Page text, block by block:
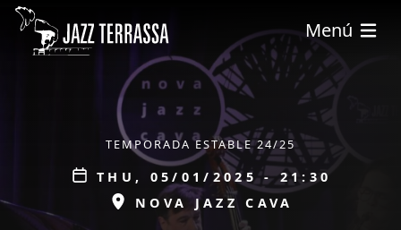
Skip to main content
Menú
TEMPORADA ESTABLE 24/25
Data
THU, 05/01/2025 - 21:30
ESPAI
NOVA JAZZ CAVA